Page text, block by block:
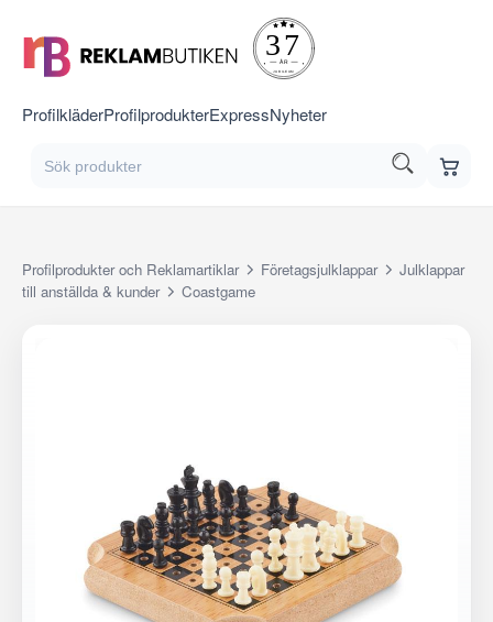
ProfilkläderProfilprodukterExpressNyheter
Profilprodukter och Reklamartiklar Företagsjulklappar
Julklappar
till anställda & kunder
Coastgame